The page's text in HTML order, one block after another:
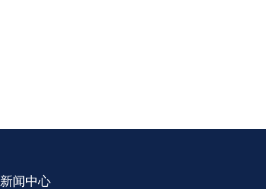
新闻中心